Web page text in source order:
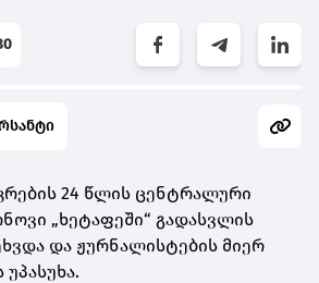
24 წლის ცენტრალური
„ხეტაფეში“ გადასვლის
და ჟურნალისტების მიერ